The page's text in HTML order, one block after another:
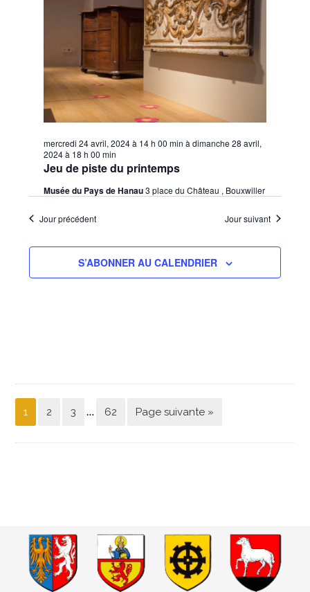
Jeu de piste du printemps
mercredi 24 avril, 2024 à 14 h 00 min à dimanche 28 avril,
2024 à 18 h 00 min
Musée du Pays de Hanau3 place du Château , Bouxwiller
Jour précédent Jour suivant
S’ABONNER AU CALENDRIER
1 2 3 … 62 Page suivante »